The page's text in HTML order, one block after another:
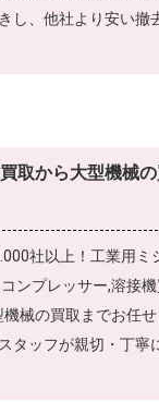
し、他社より安い撤
取から大型機械
社以上！工業用ミ
ンプレッサー,溶接
械の買取までお任
タッフが親切・丁寧